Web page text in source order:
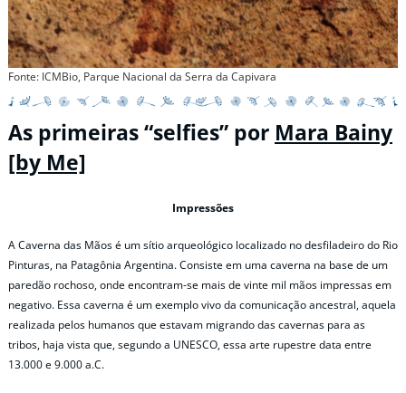
Fonte: ICMBio, Parque Nacional da Serra da Capivara
As primeiras “selfies” por Mara Bainy
[by Me]
Impressões
A Caverna das Mãos é um sítio arqueológico localizado no desfiladeiro do Rio
Pinturas, na Patagônia Argentina. Consiste em uma caverna na base de um
paredão rochoso, onde encontram-se mais de vinte mil mãos impressas em
negativo. Essa caverna é um exemplo vivo da comunicação ancestral, aquela
realizada pelos humanos que estavam migrando das cavernas para as
tribos, haja vista que, segundo a UNESCO, essa arte rupestre data entre
13.000 e 9.000 a.C.